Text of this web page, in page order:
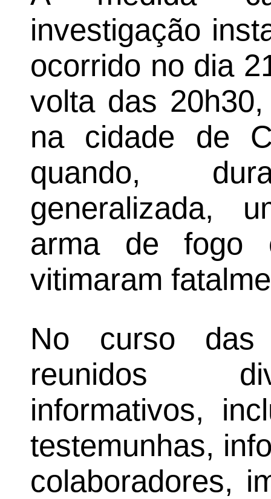
investigação
ocorrido no dia
volta das
na cidade de
quando,
generalizada,
arma de fogo
vitimaram
No curso das
reunidos
informativos,
testemunhas,
colaboradores,